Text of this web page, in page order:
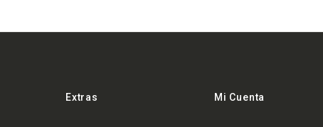
Extras Mi Cuenta